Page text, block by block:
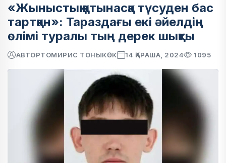
«Жыныстық қатынасқа түсуден бас
тартқан»: Тараздағы екі әйелдің
өлімі туралы тың дерек шықты
АВТОРТОМИРИС ТОНЫКӨК 14 ҚАРАША, 2024 1095